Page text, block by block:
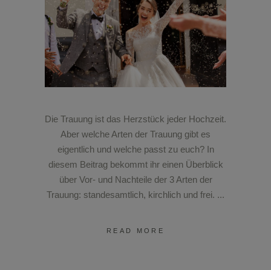
Die Trauung ist das Herzstück jeder Hochzeit.
Aber welche Arten der Trauung gibt es
eigentlich und welche passt zu euch? In
diesem Beitrag bekommt ihr einen Überblick
über Vor- und Nachteile der 3 Arten der
Trauung: standesamtlich, kirchlich und frei.
READ MORE